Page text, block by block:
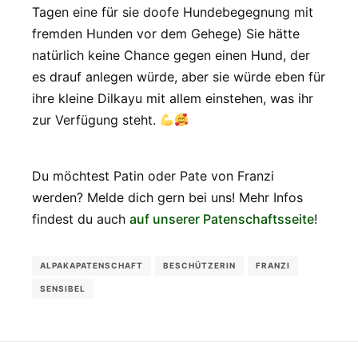
Tagen eine für sie doofe Hundebegegnung mit
fremden Hunden vor dem Gehege) Sie hätte
natürlich keine Chance gegen einen Hund, der
es drauf anlegen würde, aber sie würde eben für
ihre kleine Dilkayu mit allem einstehen, was ihr
zur Verfügung steht.
Du möchtest Patin oder Pate von Franzi
werden? Melde dich gern bei uns! Mehr Infos
findest du auch auf unserer Patenschaftsseite!
ALPAKAPATENSCHAFT BESCHÜTZERIN FRANZI
SENSIBEL